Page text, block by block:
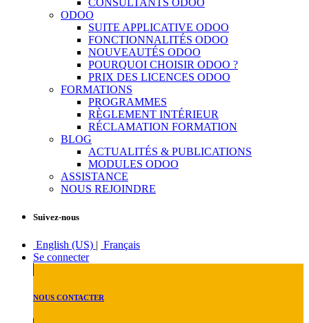
CONSULTANTS ODOO
ODOO
SUITE APPLICATIVE ODOO
FONCTIONNALITÉS ODOO
NOUVEAUTÉS ODOO
POURQUOI CHOISIR ODOO ?
PRIX DES LICENCES ODOO
FORMATIONS
PROGRAMMES
RÈGLEMENT INTÉRIEUR
RÉCLAMATION FORMATION
BLOG
ACTUALITÉS & PUBLICATIONS
MODULES ODOO
ASSISTANCE
NOUS REJOINDRE
Suivez-nous
English (US) | Français
Se connecter
NOUS CONTACTER